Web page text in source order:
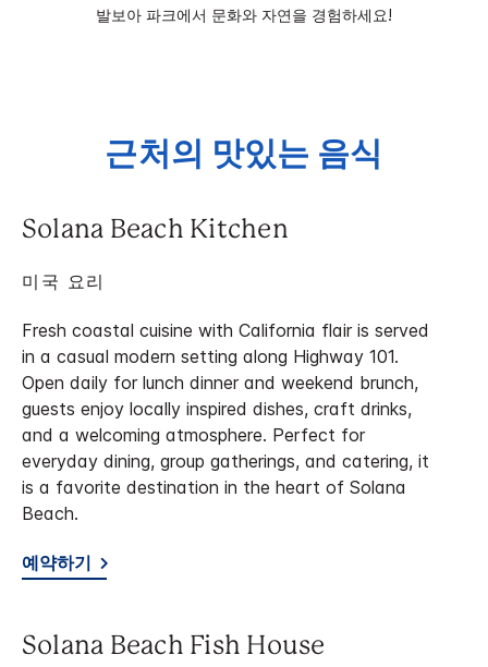
발보아 파크에서 문화와 자연을 경험하세요!
근처의 맛있는 음식
Solana Beach Kitchen
미국 요리
Fresh coastal cuisine with California flair is served
in a casual modern setting along Highway 101.
Open daily for lunch dinner and weekend brunch,
guests enjoy locally inspired dishes, craft drinks,
and a welcoming atmosphere. Perfect for
everyday dining, group gatherings, and catering, it
is a favorite destination in the heart of Solana
Beach.
예약하기
Solana Beach Fish House